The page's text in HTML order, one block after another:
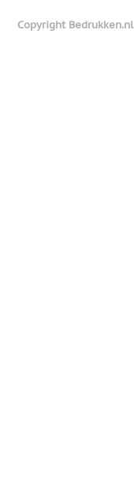
Copyright Bedrukken.nl